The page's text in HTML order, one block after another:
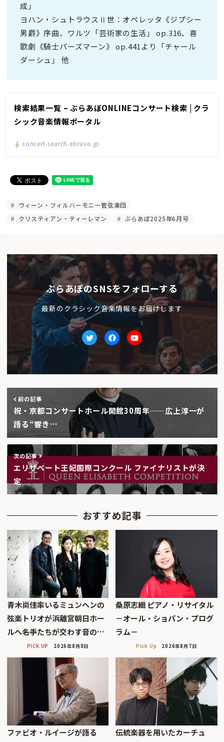
成」
ヨハン・シュトラウスⅡ世：オペレッタ《ジプシー
男爵》序曲、ワルツ「芸術家の生活」 op.316、喜
歌劇《騎士パーズマーン》 op.441より「チャール
ダーシュ」 他
検索結果一覧 – ぶらあぼONLINEコンサート検索 | クラ
シック音楽情報ポータル
concert-search.ebravo.jp
ウィーン・フィルハーモニー管弦楽団
クリスティアン・ティーレマン
ぶらあぼ2025年6月号
ぶらあぼのSNSをフォローする
最新のクラシック音楽情報をお届けします
TwitterfacebookYoutube
前の記事
祝・京都コンサートホール開館30周年——広上淳一が
語る“響き…
次の記事
エリザベート王妃国際コンクール ファイナリストが決
定
おすすめ記事
青木尚佳率いるミュンヘンの
弦楽トリオが浜離宮朝日ホー
ルへ――名手たちが交わす音の…
PICK UP 2026年8月8日
桑原志織 ピアノ・リサイタル
－オール・ショパン・プログ
ラム－
Pick Up 2026年8月7日
ファビオ・ルイージが語る
伝統楽器を用いたカーチュ